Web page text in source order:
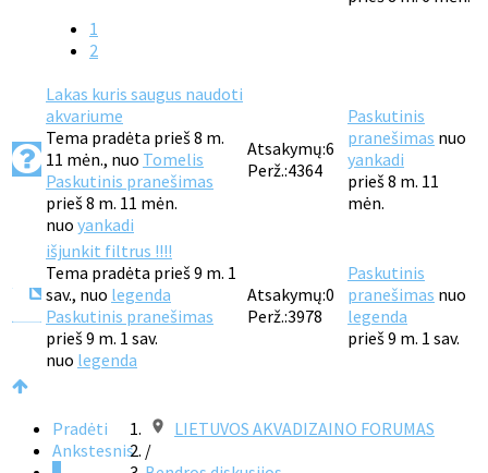
1
2
Lakas kuris saugus naudoti
akvariume
Tema pradėta prieš 8 m.
11 mėn., nuo Tomelis
Paskutinis pranešimas
prieš 8 m. 11 mėn.
nuo yankadi
Atsakymų:6
Perž.:4364
Paskutinis
pranešimas nuo
yankadi
prieš 8 m. 11
mėn.
išjunkit filtrus !!!!
Tema pradėta prieš 9 m. 1
sav., nuo legenda
Paskutinis pranešimas
prieš 9 m. 1 sav.
nuo legenda
Atsakymų:0
Perž.:3978
Paskutinis
pranešimas nuo
legenda
prieš 9 m. 1 sav.
Pradėti
Ankstesnis
LIETUVOS AKVADIZAINO FORUMAS
/